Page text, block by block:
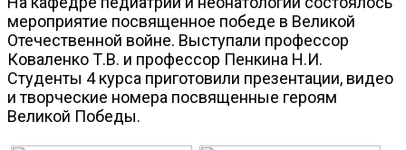
мероприятие посвященное победе в Великой
Отечественной войне. Выступали профессор
Коваленко Т.В. и профессор Пенкина Н.И.
Студенты 4 курса приготовили презентации, видео
и творческие номера посвященные героям
Великой Победы.